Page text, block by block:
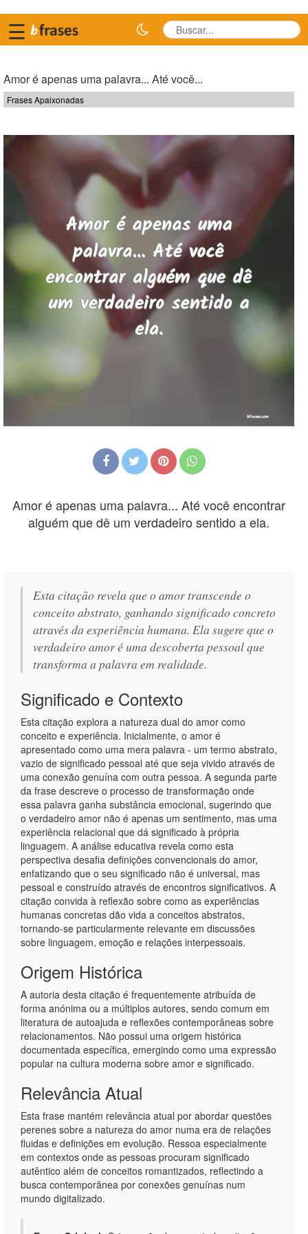
☰
Amor é apenas uma palavra... Até você...
Frases Apaixonadas
Amor é apenas uma palavra... Até você encontrar
alguém que dê um verdadeiro sentido a ela.
Esta citação revela que o amor transcende o
conceito abstrato, ganhando significado concreto
através da experiência humana. Ela sugere que o
verdadeiro amor é uma descoberta pessoal que
transforma a palavra em realidade.
Significado e Contexto
Esta citação explora a natureza dual do amor como
conceito e experiência. Inicialmente, o amor é
apresentado como uma mera palavra - um termo abstrato,
vazio de significado pessoal até que seja vivido através de
uma conexão genuína com outra pessoa. A segunda parte
da frase descreve o processo de transformação onde
essa palavra ganha substância emocional, sugerindo que
o verdadeiro amor não é apenas um sentimento, mas uma
experiência relacional que dá significado à própria
linguagem. A análise educativa revela como esta
perspectiva desafia definições convencionais do amor,
enfatizando que o seu significado não é universal, mas
pessoal e construído através de encontros significativos. A
citação convida à reflexão sobre como as experiências
humanas concretas dão vida a conceitos abstratos,
tornando-se particularmente relevante em discussões
sobre linguagem, emoção e relações interpessoais.
Origem Histórica
A autoria desta citação é frequentemente atribuída de
forma anónima ou a múltiplos autores, sendo comum em
literatura de autoajuda e reflexões contemporâneas sobre
relacionamentos. Não possui uma origem histórica
documentada específica, emergindo como uma expressão
popular na cultura moderna sobre amor e significado.
Relevância Atual
Esta frase mantém relevância atual por abordar questões
perenes sobre a natureza do amor numa era de relações
fluidas e definições em evolução. Ressoa especialmente
em contextos onde as pessoas procuram significado
autêntico além de conceitos romantizados, reflectindo a
busca contemporânea por conexões genuínas num
mundo digitalizado.